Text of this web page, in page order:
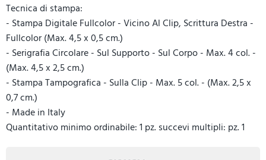
Tecnica di stampa:
- Stampa Digitale Fullcolor - Vicino Al Clip, Scrittura Destra -
Fullcolor (Max. 4,5 x 0,5 cm.)
- Serigrafia Circolare - Sul Supporto - Sul Corpo - Max. 4 col. -
(Max. 4,5 x 2,5 cm.)
- Stampa Tampografica - Sulla Clip - Max. 5 col. - (Max. 2,5 x
0,7 cm.)
- Made in Italy
Quantitativo minimo ordinabile: 1 pz. succevi multipli: pz. 1